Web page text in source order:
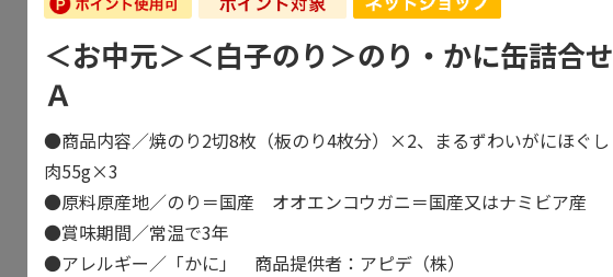
＜お中元＞＜白子のり＞のり・かに缶詰合せ
Ａ
●商品内容／焼のり2切8枚（板のり4枚分）×2、まるずわいがにほぐし
肉55g×3
●原料原産地／のり＝国産 オオエンコウガニ＝国産又はナミビア産
●賞味期間／常温で3年
●アレルギー／「かに」 商品提供者：アピデ（株）